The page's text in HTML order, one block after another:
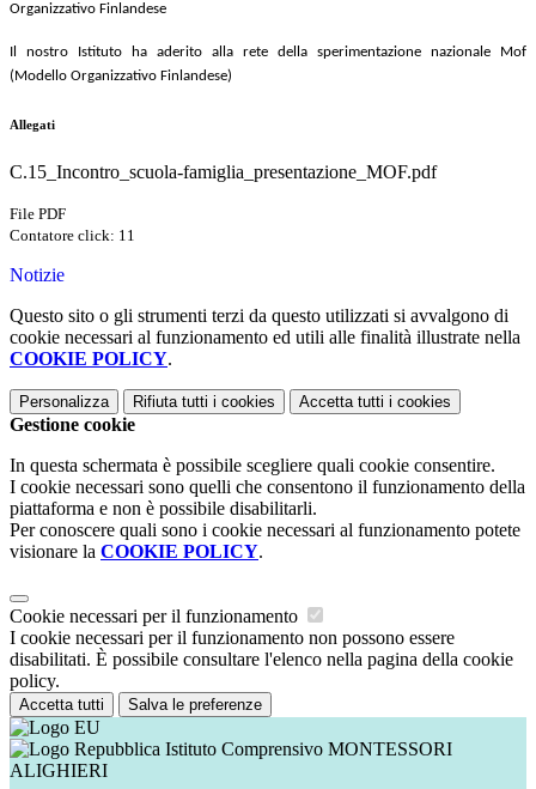
Organizzativo Finlandese
Il nostro Istituto ha aderito alla rete della sperimentazione nazionale Mof
(Modello Organizzativo Finlandese)
Allegati
C.15_Incontro_scuola-famiglia_presentazione_MOF.pdf
File PDF
Contatore click: 11
Notizie
Questo sito o gli strumenti terzi da questo utilizzati si avvalgono di
cookie necessari al funzionamento ed utili alle finalità illustrate nella
COOKIE POLICY.
Personalizza Rifiuta tutti i cookies Accetta tutti i cookies
Gestione cookie
In questa schermata è possibile scegliere quali cookie consentire.
I cookie necessari sono quelli che consentono il funzionamento della
piattaforma e non è possibile disabilitarli.
Per conoscere quali sono i cookie necessari al funzionamento potete
visionare la COOKIE POLICY.
Cookie necessari per il funzionamento
I cookie necessari per il funzionamento non possono essere
disabilitati. È possibile consultare l'elenco nella pagina della cookie
policy.
Accetta tutti Salva le preferenze
Istituto Comprensivo MONTESSORI
ALIGHIERI